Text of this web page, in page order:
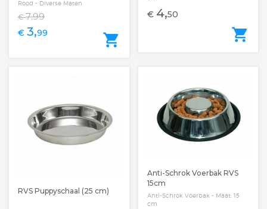
shopping_cart
Rood - Diverse Maten
€7,99
€ 3,99 shopping_cart
€ 4,50
RVS Puppyschaal (25 cm)
Anti-Schrok Voerbak RVS
15cm
Anti-Schrok Voerbak - Maat: 15
cm